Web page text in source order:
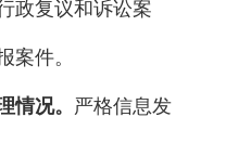
政复议和诉讼案
案件。
情况。 严格信息发